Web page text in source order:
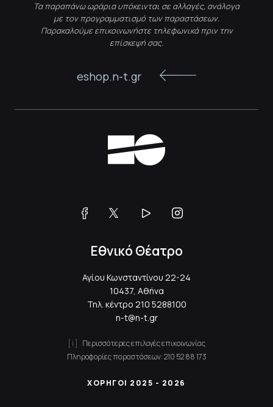
Τα παραπάνω ωράρια υπόκεινται σε αλλαγές, ανάλογα
με τον προγραμματισμό των παραστάσεων.
Παρακαλούμε επικοινωνήστε τηλεφωνικά πριν την
επίσκεψή σας.
eshop.n-t.gr
Εθνικό Θέατρο
Αγίου Κωνσταντίνου 22-24
10437, Αθήνα
Τηλ. κέντρο 210 5288100
n-t@n-t.gr
Περισσότερες επιλογές επικοινωνίας
Πληροφορίες παραστάσεων:210 52 88 173
ΧΟΡΗΓΟΙ 2025 - 2026